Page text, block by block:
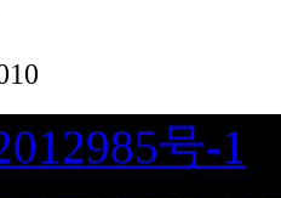
号-1